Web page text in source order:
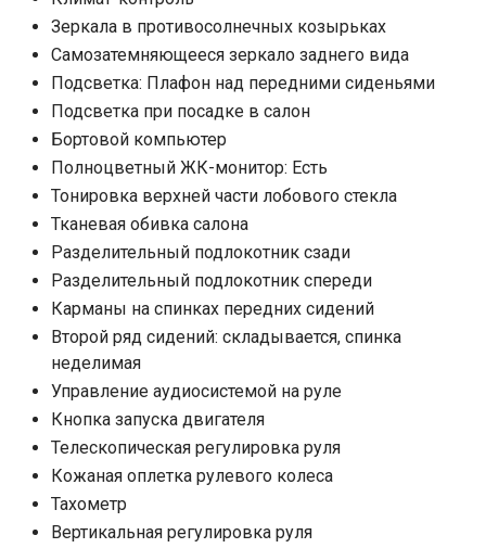
Зеркала в противосолнечных козырьках
Самозатемняющееся зеркало заднего вида
Подсветка: Плафон над передними сиденьями
Подсветка при посадке в салон
Бортовой компьютер
Полноцветный ЖК-монитор: Есть
Тонировка верхней части лобового стекла
Тканевая обивка салона
Разделительный подлокотник сзади
Разделительный подлокотник спереди
Карманы на спинках передних сидений
Второй ряд сидений: складывается, спинка
неделимая
Управление аудиосистемой на руле
Кнопка запуска двигателя
Телескопическая регулировка руля
Кожаная оплетка рулевого колеса
Тахометр
Вертикальная регулировка руля